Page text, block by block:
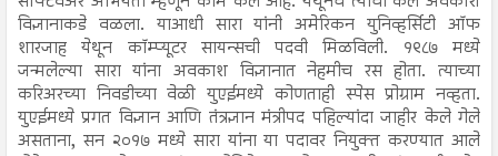
विज्ञानाकडे वळला. याआधी सारा यांनी अमेरिकन युनिव्हर्सिटी ऑफ
शारजाह येथून कॉम्प्यूटर सायन्सची पदवी मिळविली. १९८७ मध्ये
जन्मलेल्या सारा यांना अवकाश विज्ञानात नेहमीच रस होता. त्याच्या
करिअरच्या निवडीच्या वेळी युएईमध्ये कोणताही स्पेस प्रोग्राम नव्हता.
युएईमध्ये प्रगत विज्ञान आणि तंत्रज्ञान मंत्रीपद पहिल्यांदा जाहीर केले गेले
असताना, सन २०१७ मध्ये सारा यांना या पदावर नियुक्त करण्यात आले